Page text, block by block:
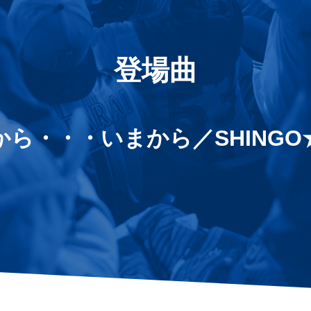
登場曲
ら・・・いまから／